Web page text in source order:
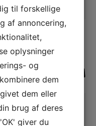
LÆS MERE
DKK
til forskellige
af annoncering,
oplysninger
og
dem
dem eller
brug af deres
giver du